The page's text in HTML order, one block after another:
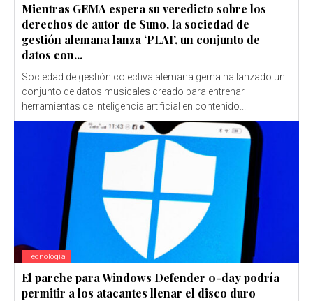
Mientras GEMA espera su veredicto sobre los
derechos de autor de Suno, la sociedad de
gestión alemana lanza ‘PLAI’, un conjunto de
datos con...
Sociedad de gestión colectiva alemana gema ha lanzado un
conjunto de datos musicales creado para entrenar
herramientas de inteligencia artificial en contenido...
Tecnología
El parche para Windows Defender 0-day podría
permitir a los atacantes llenar el disco duro